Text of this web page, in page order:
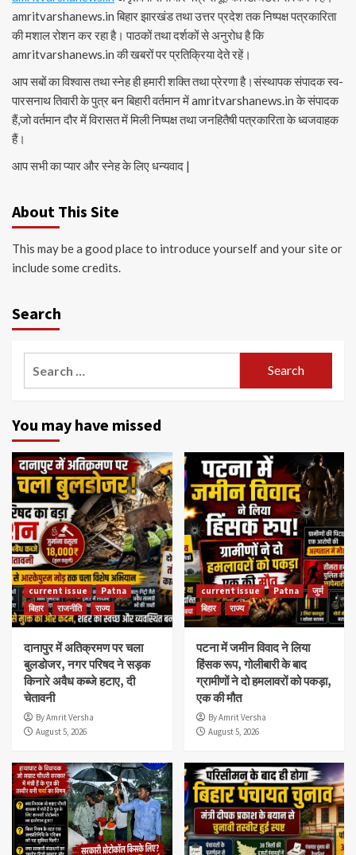
amritvarshanews.in बिहार झारखंड तथा उत्तर प्रदेश तक निष्पक्ष पत्रकारिता
की मशाल रोशन कर रहा है। पाठकों तथा दर्शकों से अनुरोध है कि
amritvarshanews.in की खबरों पर प्रतिक्रिया देते रहें।
आप सबों का विश्वास तथा स्नेह ही हमारी शक्ति तथा प्रेरणा है।संस्थापक संपादक स्व-
पारसनाथ तिवारी के पुत्र बन बिहारी वर्तमान में amritvarshanews.in के संपादक
हैं,जो वर्तमान दौर में विरासत में मिली निष्पक्ष तथा जनहितैषी पत्रकारिता के ध्वजवाहक
हैं।
आप सभी का प्यार और स्नेह के लिए धन्यवाद |
About This Site
This may be a good place to introduce yourself and your site or
include some credits.
Search
You may have missed
current issue
Patna
बिहार
राजनीति राज्य
दानापुर में अतिक्रमण पर चला
बुलडोजर, नगर परिषद ने सड़क
किनारे अवैध कब्जे हटाए, दी
चेतावनी
By Amrit Versha
August 5, 2026
current issue Patna
जुर्म
बिहार
राज्य
पटना में जमीन विवाद ने लिया
हिंसक रूप, गोलीबारी के बाद
ग्रामीणों ने दो हमलावरों को पकड़ा,
एक की मौत
By Amrit Versha
August 5, 2026